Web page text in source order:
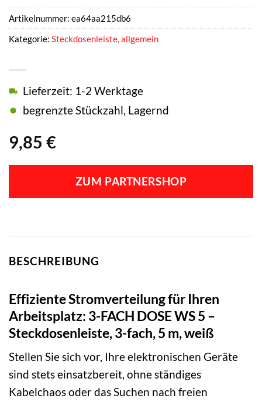
9,85 €
Lieferzeit: 1-2 Werktage
begrenzte Stückzahl, Lagernd
ZUM PARTNERSHOP
Artikelnummer: ea64aa215db6
Kategorie: Steckdosenleiste, allgemein
BESCHREIBUNG
Effiziente Stromverteilung für Ihren
Arbeitsplatz: 3-FACH DOSE WS 5 –
Steckdosenleiste, 3-fach, 5 m, weiß
Stellen Sie sich vor, Ihre elektronischen Geräte
sind stets einsatzbereit, ohne ständiges
Kabelchaos oder das Suchen nach freien